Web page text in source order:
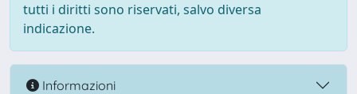
tutti i diritti sono riservati, salvo diversa
indicazione.
Informazioni